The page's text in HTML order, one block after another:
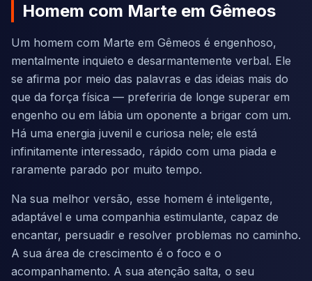
Homem com Marte em Gêmeos
Um homem com Marte em Gêmeos é engenhoso,
mentalmente inquieto e desarmantemente verbal. Ele
se afirma por meio das palavras e das ideias mais do
que da força física — preferiria de longe superar em
engenho ou em lábia um oponente a brigar com um.
Há uma energia juvenil e curiosa nele; ele está
infinitamente interessado, rápido com uma piada e
raramente parado por muito tempo.
Na sua melhor versão, esse homem é inteligente,
adaptável e uma companhia estimulante, capaz de
encantar, persuadir e resolver problemas no caminho.
A sua área de crescimento é o foco e o
acompanhamento. A sua atenção salta, o seu